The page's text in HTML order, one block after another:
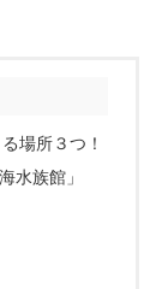
場所３つ！
水族館」